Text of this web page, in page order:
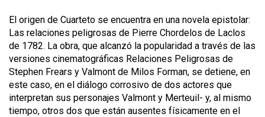
El origen de Cuarteto se encuentra en una novela epistolar:
Las relaciones peligrosas de Pierre Chordelos de Laclos
de 1782. La obra, que alcanzó la popularidad a través de las
versiones cinematográficas Relaciones Peligrosas de
Stephen Frears y Valmont de Milos Forman, se detiene, en
este caso, en el diálogo corrosivo de dos actores que
interpretan sus personajes Valmont y Merteuil- y, al mismo
tiempo, otros dos que están ausentes físicamente en el